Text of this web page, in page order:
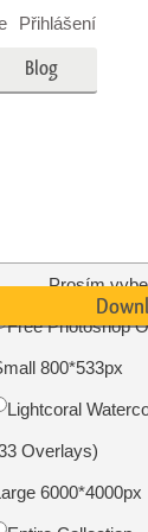
Blog
Přihlášení
Prosím
Free Photoshop
800*533px
Lightcoral
Overlays)
6000*4000px